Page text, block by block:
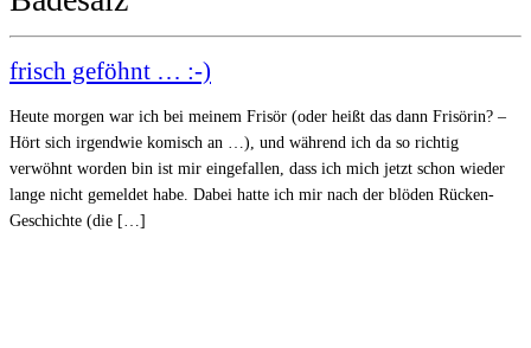
frisch geföhnt … :-)
Heute morgen war ich bei meinem Frisör (oder heißt das dann Frisörin? –
Hört sich irgendwie komisch an …), und während ich da so richtig
verwöhnt worden bin ist mir eingefallen, dass ich mich jetzt schon wieder
lange nicht gemeldet habe. Dabei hatte ich mir nach der blöden Rücken-
Geschichte (die […]